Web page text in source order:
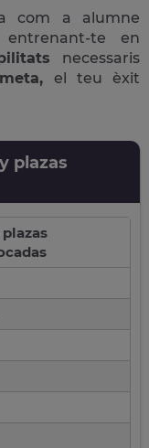
com a alumne
entrenant-te en
necessaris
el teu èxit
plazas
plazas